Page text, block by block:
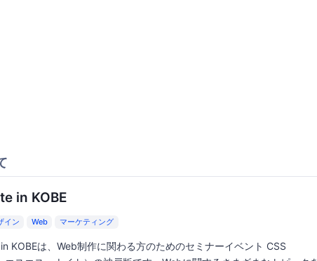
in KOBE
イン Web マーケティング
KOBEは、Web制作に関わる方のためのセミナーイベント CSS